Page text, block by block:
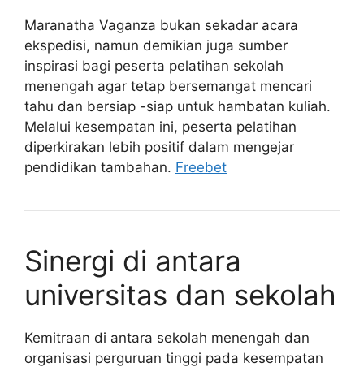
Maranatha Vaganza bukan sekadar acara
ekspedisi, namun demikian juga sumber
inspirasi bagi peserta pelatihan sekolah
menengah agar tetap bersemangat mencari
tahu dan bersiap -siap untuk hambatan kuliah.
Melalui kesempatan ini, peserta pelatihan
diperkirakan lebih positif dalam mengejar
pendidikan tambahan. Freebet
Sinergi di antara
universitas dan sekolah
Kemitraan di antara sekolah menengah dan
organisasi perguruan tinggi pada kesempatan